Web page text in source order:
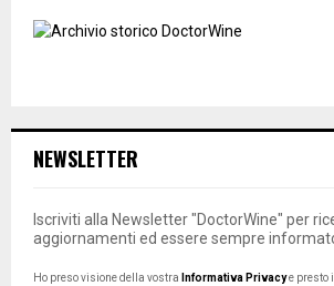
NEWSLETTER
Iscriviti alla Newsletter "DoctorWine" per
aggiornamenti ed essere sempre
Ho preso visione della vostra Informativa Privacye presto